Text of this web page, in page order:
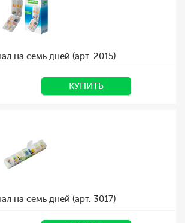
на семь дней (арт. 2015)
КУПИТЬ
на семь дней (арт. 3017)